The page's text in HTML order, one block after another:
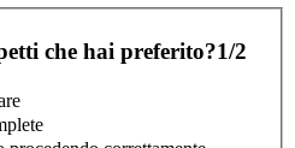
che hai preferito?1/2